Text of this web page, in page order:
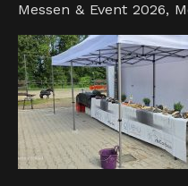
Messen & Event 2026,